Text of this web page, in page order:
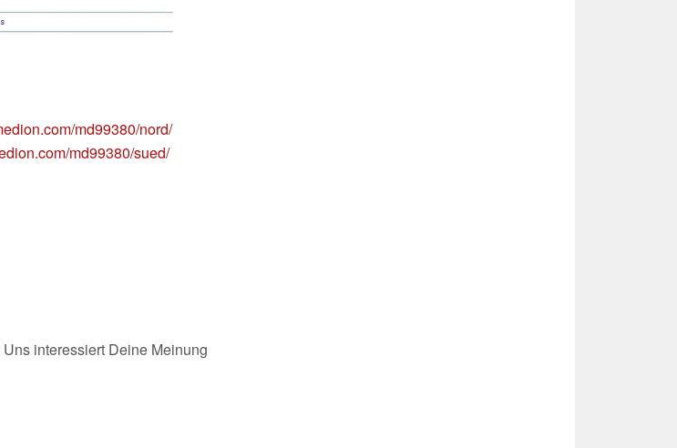
md99380/nord/
md99380/sued/
interessiert Deine Meinung